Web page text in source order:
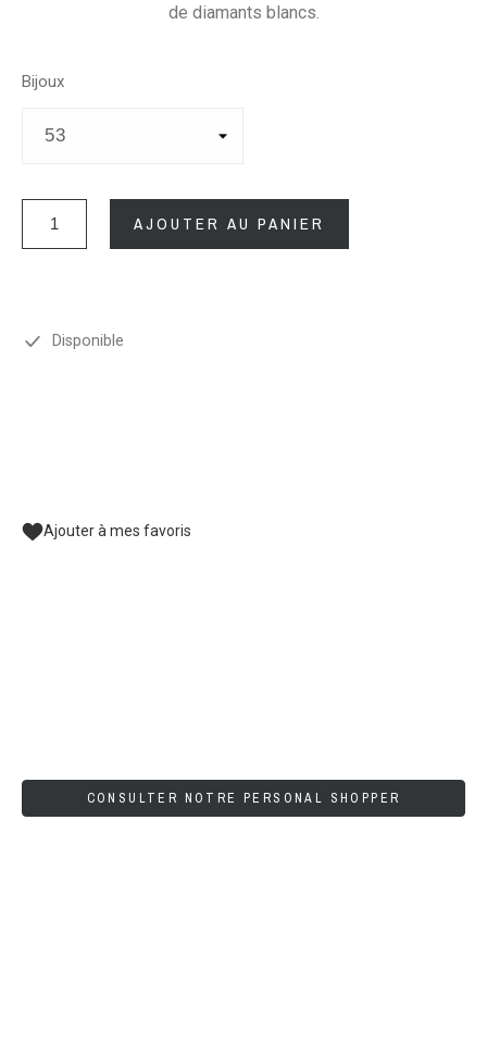
de diamants blancs.
Bijoux
AJOUTER AU PANIER
Disponible
Ajouter à mes favoris
CONSULTER NOTRE PERSONAL SHOPPER